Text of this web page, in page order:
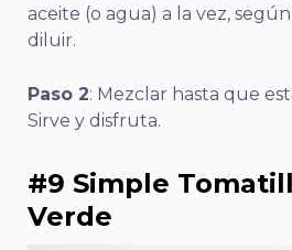
aceite (o agua) a la vez,
diluir.
Paso 2: Mezclar hasta que
Sirve y disfruta.
#9 Simple
Verde